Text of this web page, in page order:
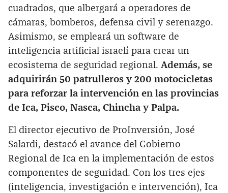
cuadrados, que albergará a operadores de
cámaras, bomberos, defensa civil y serenazgo.
Asimismo, se empleará un software de
inteligencia artificial israelí para crear un
ecosistema de seguridad regional. Además, se
adquirirán 50 patrulleros y 200 motocicletas
para reforzar la intervención en las provincias
de Ica, Pisco, Nasca, Chincha y Palpa.
El director ejecutivo de ProInversión, José
Salardi, destacó el avance del Gobierno
Regional de Ica en la implementación de estos
componentes de seguridad. Con los tres ejes
(inteligencia, investigación e intervención), Ica